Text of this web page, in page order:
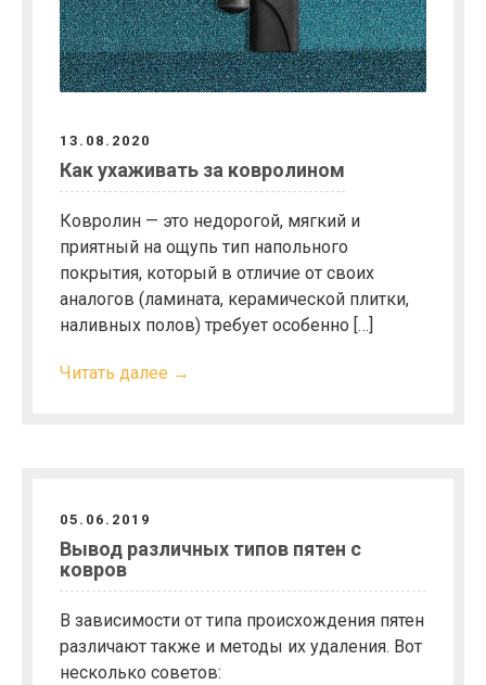
13.08.2020
Как ухаживать за ковролином
Ковролин — это недорогой, мягкий и
приятный на ощупь тип напольного
покрытия, который в отличие от своих
аналогов (ламината, керамической плитки,
наливных полов) требует особенно […]
Читать далее →
05.06.2019
Вывод различных типов пятен с
ковров
В зависимости от типа происхождения пятен
различают также и методы их удаления. Вот
несколько советов: